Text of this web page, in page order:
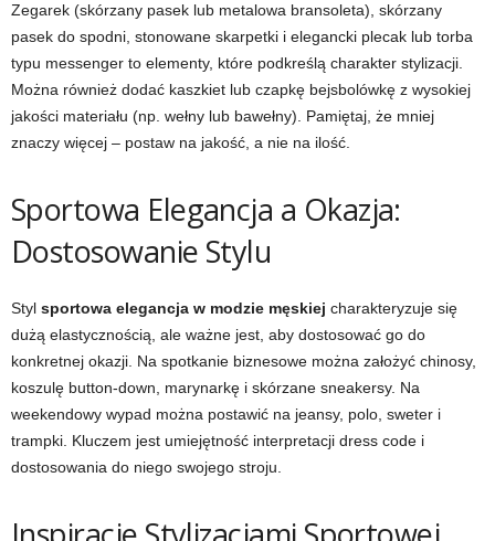
Zegarek (skórzany pasek lub metalowa bransoleta), skórzany
pasek do spodni, stonowane skarpetki i elegancki plecak lub torba
typu messenger to elementy, które podkreślą charakter stylizacji.
Można również dodać kaszkiet lub czapkę bejsbolówkę z wysokiej
jakości materiału (np. wełny lub bawełny). Pamiętaj, że mniej
znaczy więcej – postaw na jakość, a nie na ilość.
Sportowa Elegancja a Okazja:
Dostosowanie Stylu
Styl sportowa elegancja w modzie męskiej charakteryzuje się
dużą elastycznością, ale ważne jest, aby dostosować go do
konkretnej okazji. Na spotkanie biznesowe można założyć chinosy,
koszulę button-down, marynarkę i skórzane sneakersy. Na
weekendowy wypad można postawić na jeansy, polo, sweter i
trampki. Kluczem jest umiejętność interpretacji dress code i
dostosowania do niego swojego stroju.